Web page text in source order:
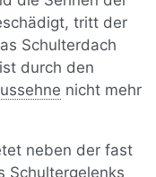
tritt der
Schulterdach
durch den
nicht mehr
neben der fast
Schultergelenks